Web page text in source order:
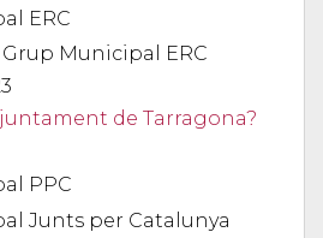
ERC
Municipal ERC
de Tarragona?
PPC
Junts per Catalunya